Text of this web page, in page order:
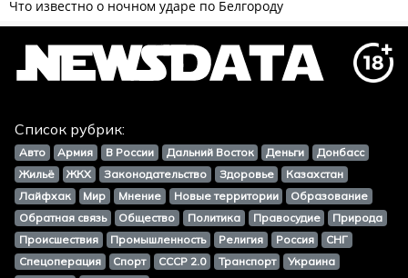
Список рубрик:
Авто Армия В России Дальний Восток Деньги
Донбасс
Жильё
ЖКХ Законодательство Здоровье
Казахстан
Лайфхак
Мир Мнение Новые территории
Образование
Обратная связь
Общество Политика Правосудие
Природа
Происшествия
Промышленность Религия Россия
СНГ
Спецоперация
Спорт СССР 2.0 Транспорт
Украина